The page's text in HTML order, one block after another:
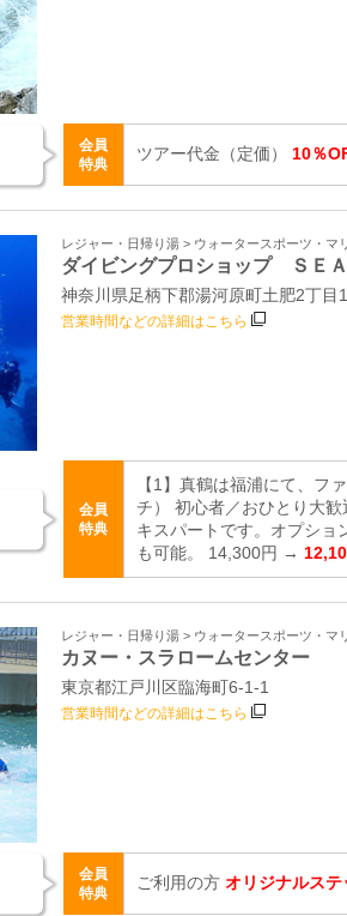
会員
特典
ツアー代金（定価） 10％
レジャー・日帰り湯 > ウォータースポーツ・マ
ダイビングプロショップ ＳＥ
神奈川県足柄下郡湯河原町土肥2丁目
営業時間などの詳細はこちら
会員
特典
【1】真鶴は福浦にて、フ
チ） 初心者／おひとり大
キスパートです。オプショ
も可能。 14,300円 →
レジャー・日帰り湯 > ウォータースポーツ・マ
カヌー・スラロームセンター
東京都江戸川区臨海町6-1-1
営業時間などの詳細はこちら
会員
特典
ご利用の方 オリジナルステ